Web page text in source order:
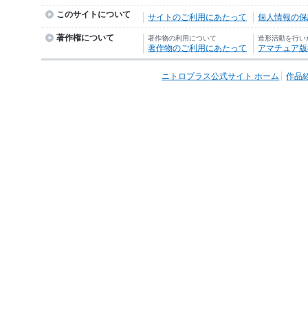
このサイトについて サイトのご利用にあたって 個人情報の
著作権について 著作物の利用について
著作物のご利用にあたって
造形活動を行い
アマチュア
ニトロプラス公式サイト ホーム 作品